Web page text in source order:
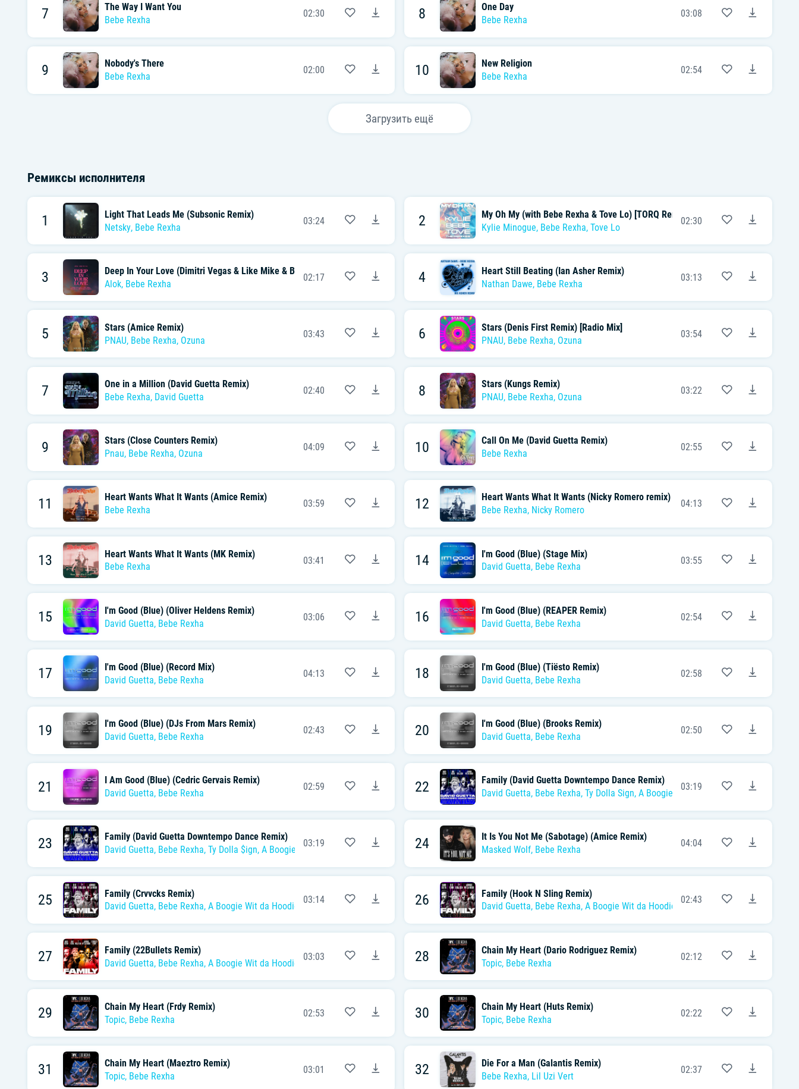
7
The Way I Want You
Bebe Rexha
02:30 8
One Day
Bebe Rexha
03:08
9
Nobody's There
Bebe Rexha
02:00 10
New Religion
Bebe Rexha
02:54
Загрузить ещё
Ремиксы исполнителя
1
Light That Leads Me (Subsonic Remix)
Netsky, Bebe Rexha
03:24 2
My Oh My (with Bebe Rexha & Tove Lo) [TORQ Remix]
Kylie Minogue, Bebe Rexha, Tove Lo
02:30
3
Deep In Your Love (Dimitri Vegas & Like Mike & Ben Nicky & Dr Phunk Remix)
Alok, Bebe Rexha
02:17 4
Heart Still Beating (Ian Asher Remix)
Nathan Dawe, Bebe Rexha
03:13
5
Stars (Amice Remix)
PNAU, Bebe Rexha, Ozuna
03:43 6
Stars (Denis First Remix) [Radio Mix]
PNAU, Bebe Rexha, Ozuna
03:54
7
One in a Million (David Guetta Remix)
Bebe Rexha, David Guetta
02:40 8
Stars (Kungs Remix)
PNAU, Bebe Rexha, Ozuna
03:22
9
Stars (Close Counters Remix)
Pnau, Bebe Rexha, Ozuna
04:09 10
Call On Me (David Guetta Remix)
Bebe Rexha
02:55
11
Heart Wants What It Wants (Amice Remix)
Bebe Rexha
03:59 12
Heart Wants What It Wants (Nicky Romero remix)
Bebe Rexha, Nicky Romero
04:13
13
Heart Wants What It Wants (MK Remix)
Bebe Rexha
03:41 14
I'm Good (Blue) (Stage Mix)
David Guetta, Bebe Rexha
03:55
15
I'm Good (Blue) (Oliver Heldens Remix)
David Guetta, Bebe Rexha
03:06 16
I'm Good (Blue) (REAPER Remix)
David Guetta, Bebe Rexha
02:54
17
I'm Good (Blue) (Record Mix)
David Guetta, Bebe Rexha
04:13 18
I'm Good (Blue) (Tiësto Remix)
David Guetta, Bebe Rexha
02:58
19
I'm Good (Blue) (DJs From Mars Remix)
David Guetta, Bebe Rexha
02:43 20
I'm Good (Blue) (Brooks Remix)
David Guetta, Bebe Rexha
02:50
21
I Am Good (Blue) (Cedric Gervais Remix)
David Guetta, Bebe Rexha
02:59 22
Family (David Guetta Downtempo Dance Remix)
David Guetta, Bebe Rexha, Ty Dolla Sign, A Boogie Wit Da Hoodie
03:19
23
Family (David Guetta Downtempo Dance Remix)
David Guetta, Bebe Rexha, Ty Dolla $ign, A Boogie Wit da Hoodie
03:19 24
It Is You Not Me (Sabotage) (Amice Remix)
Masked Wolf, Bebe Rexha
04:04
25
Family (Crvvcks Remix)
David Guetta, Bebe Rexha, A Boogie Wit da Hoodie Ty Dolla $ign
03:14 26
Family (Hook N Sling Remix)
David Guetta, Bebe Rexha, A Boogie Wit da Hoodie Ty Dolla $ign
02:43
27
Family (22Bullets Remix)
David Guetta, Bebe Rexha, A Boogie Wit da Hoodie Ty Dolla $ign
03:03 28
Chain My Heart (Dario Rodriguez Remix)
Topic, Bebe Rexha
02:12
29
Chain My Heart (Frdy Remix)
Topic, Bebe Rexha
02:53 30
Chain My Heart (Huts Remix)
Topic, Bebe Rexha
02:22
31
Chain My Heart (Maeztro Remix)
Topic, Bebe Rexha
03:01 32
Die For a Man (Galantis Remix)
Bebe Rexha, Lil Uzi Vert
02:37